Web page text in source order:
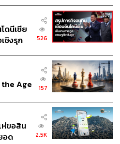
ดนีเซีย
ชิงรุก
526
Age
157
ห่ขอสิน
อด
2.5K